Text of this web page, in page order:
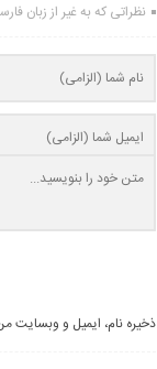
نظراتی که به غیر از زبان
ذخیره نام، ایمیل و وبسایت